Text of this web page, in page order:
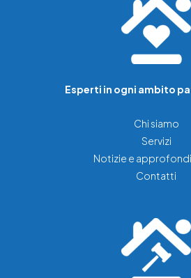
Esperti in ogni ambito
Chi siamo
Servizi
Notizie e
Contatti